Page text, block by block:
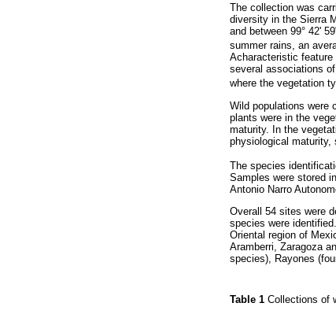
The collection was
diversity in the Sierra
and between 99° 42'
summer rains, an
Acharacteristic
several associations
where the vegetation
Wild populations were
plants were in the
maturity. In the
physiological maturity,
The species
Samples were stored
Antonio Narro
Overall 54 sites were
species were
Oriental region of
Aramberri, Zaragoza
species), Rayones
Table 1 Collections of